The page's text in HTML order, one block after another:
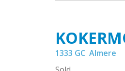
1333 GC Almere